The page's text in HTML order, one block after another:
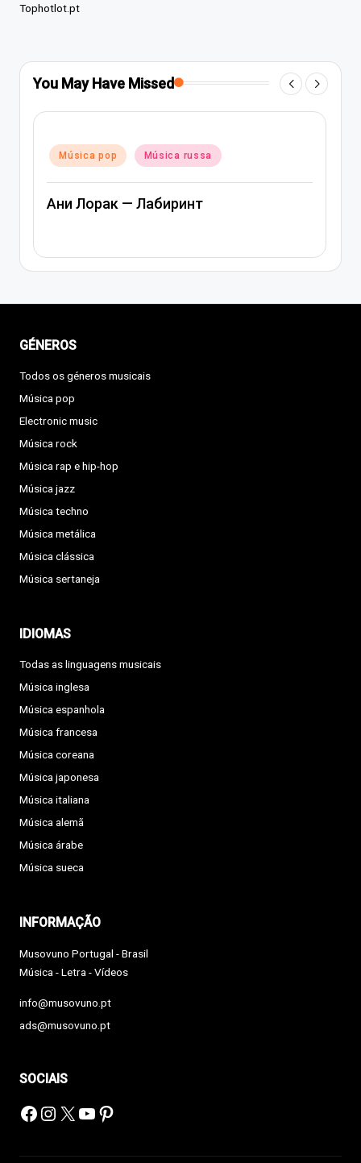
Tophotlot.pt
You May Have Missed
in
Música pop Música rap e hip-hop
Música russa
Артем Качер Ани Лорак – Материк
GÉNEROS
Todos os géneros musicais
Música pop
Electronic music
Música rock
Música rap e hip-hop
Música jazz
Música techno
Música metálica
Música clássica
Música sertaneja
IDIOMAS
Todas as linguagens musicais
Música inglesa
Música espanhola
Música francesa
Música coreana
Música japonesa
Música italiana
Música alemã
Música árabe
Música sueca
INFORMAÇÃO
Musovuno Portugal - Brasil
Música - Letra - Vídeos
info@musovuno.pt
ads@musovuno.pt
SOCIAIS
Facebook
Instagram
X YouTube
Pinterest